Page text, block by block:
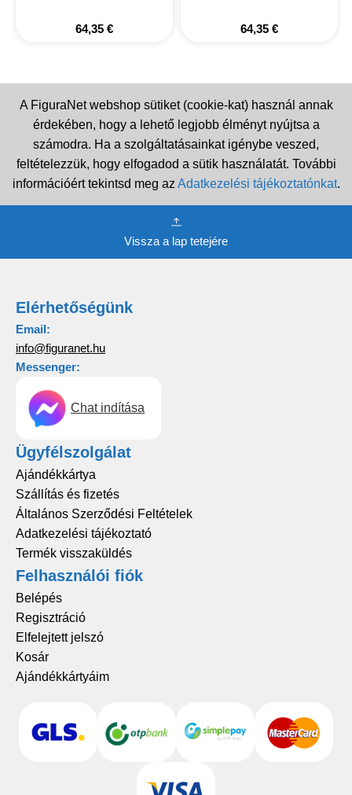
64,35 € 64,35 €
A FiguraNet webshop sütiket (cookie-kat) használ annak
érdekében, hogy a lehető legjobb élményt nyújtsa a
számodra. Ha a szolgáltatásainkat igénybe veszed,
feltételezzük, hogy elfogadod a sütik használatát. További
információért tekintsd meg az Adatkezelési tájékoztatónkat.
Vissza a lap tetejére
Elérhetőségünk
Email:
info@figuranet.hu
Messenger:
Chat indítása
Ügyfélszolgálat
Ajándékkártya
Szállítás és fizetés
Általános Szerződési Feltételek
Adatkezelési tájékoztató
Termék visszaküldés
Felhasználói fiók
Belépés
Regisztráció
Elfelejtett jelszó
Kosár
Ajándékkártyáim